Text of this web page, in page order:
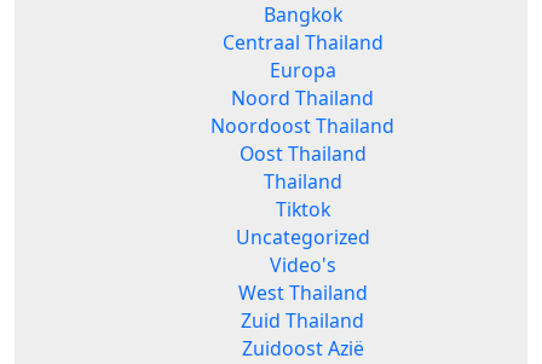
Bangkok
Centraal Thailand
Europa
Noord Thailand
Noordoost Thailand
Oost Thailand
Thailand
Tiktok
Uncategorized
Video's
West Thailand
Zuid Thailand
Zuidoost Azië